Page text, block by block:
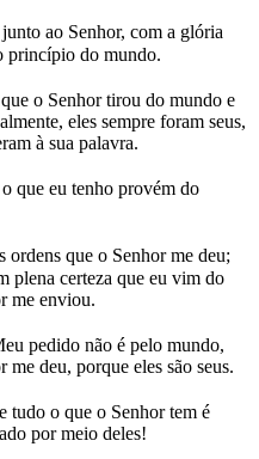
ao Senhor, com a glória
princípio do mundo.
o Senhor tirou do mundo e
eles sempre foram seus,
à sua palavra.
que eu tenho provém do
ordens que o Senhor me deu;
plena certeza que eu vim do
me enviou.
pedido não é pelo mundo,
me deu, porque eles são seus.
tudo o que o Senhor tem é
por meio deles!